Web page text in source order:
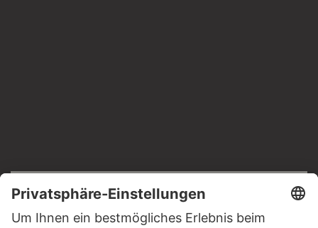
Impressum
Datenschutz